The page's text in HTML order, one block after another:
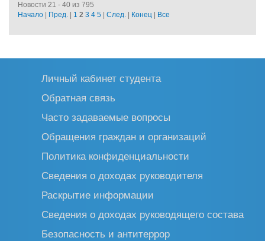
Новости 21 - 40 из 795
Начало
Пред. 1 2 3 4 5 След. Конец Все
Личный кабинет студента
Обратная связь
Часто задаваемые вопросы
Обращения граждан и организаций
Политика конфиденциальности
Сведения о доходах руководителя
Раскрытие информации
Сведения о доходах руководящего состава
Безопасность и антитеррор